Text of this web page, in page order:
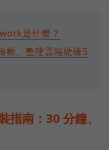
是什麼？
帳、整理雲端硬碟5
南：30 分鐘、